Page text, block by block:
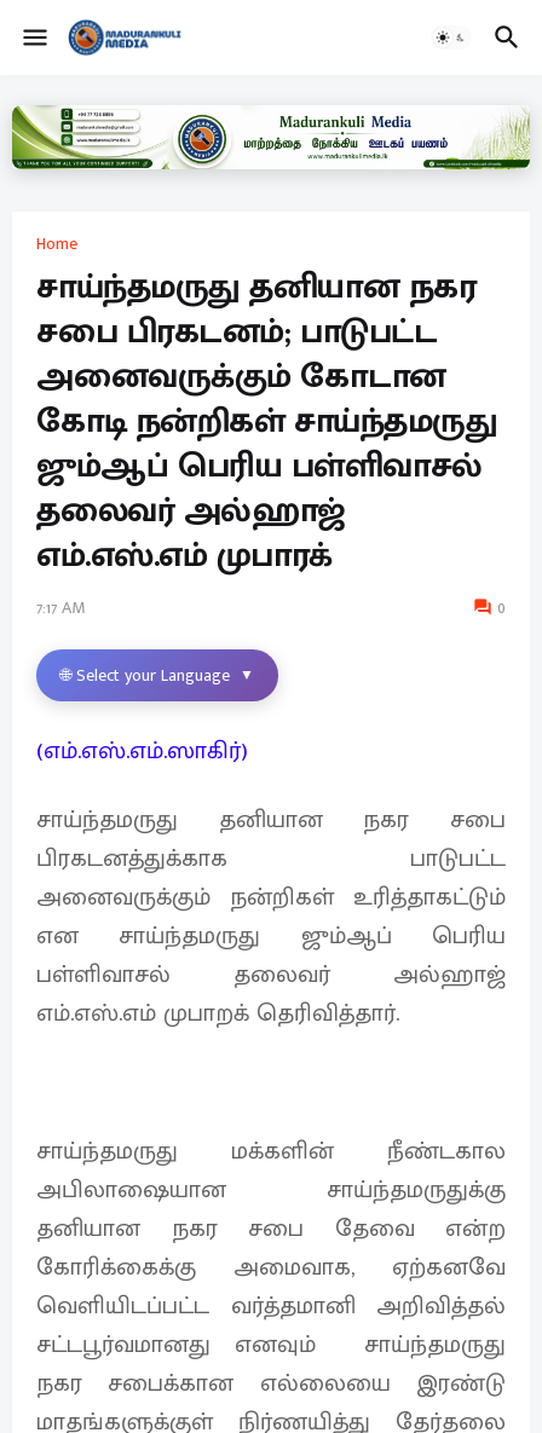
Home
சாய்ந்தமருது தனியான நகர
சபை பிரகடனம்; பாடுபட்ட
அனைவருக்கும் கோடான
கோடி நன்றிகள் சாய்ந்தமருது
ஜும்ஆப் பெரிய பள்ளிவாசல்
தலைவர் அல்ஹாஜ்
எம்.எஸ்.எம் முபாரக்
7:17 AM 0
🌐 Select your Language ▼
(எம்.எஸ்.எம்.ஸாகிர்)
சாய்ந்தமருது தனியான நகர சபை
பிரகடனத்துக்காக பாடுபட்ட
அனைவருக்கும் நன்றிகள் உரித்தாகட்டும்
என சாய்ந்தமருது ஜும்ஆப் பெரிய
பள்ளிவாசல் தலைவர் அல்ஹாஜ்
எம்.எஸ்.எம் முபாறக் தெரிவித்தார்.
சாய்ந்தமருது மக்களின் நீண்டகால
அபிலாஷையான சாய்ந்தமருதுக்கு
தனியான நகர சபை தேவை என்ற
கோரிக்கைக்கு அமைவாக, ஏற்கனவே
வெளியிடப்பட்ட வர்த்தமானி அறிவித்தல்
சட்டபூர்வமானது எனவும் சாய்ந்தமருது
நகர சபைக்கான எல்லையை இரண்டு
மாதங்களுக்குள் நிர்ணயித்து தேர்தலை